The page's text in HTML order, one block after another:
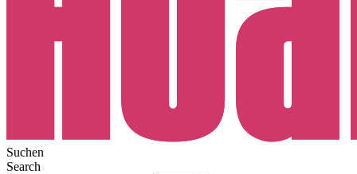
Suchen
Search